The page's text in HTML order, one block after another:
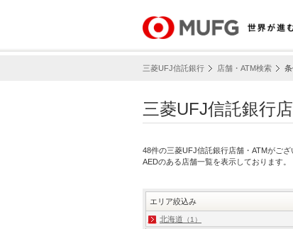
三菱UFJ信託銀行 店舗・ATM検索
三菱UFJ信託銀行
48件の三菱UFJ信託銀行店舗・ATMがご
AEDのある店舗一覧を表示しております。
エリア絞込み
北海道 （1）